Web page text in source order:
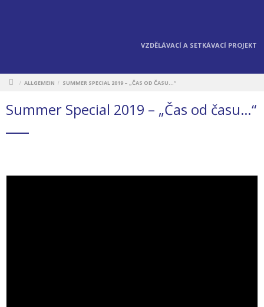
VZDĚLÁVACÍ A SETKÁVACÍ PROJEKT
/ ALLGEMEIN / SUMMER SPECIAL 2019 – „ČAS OD ČASU…“
Summer Special 2019 – „Čas od času…“